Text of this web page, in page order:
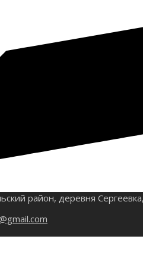
район, деревня